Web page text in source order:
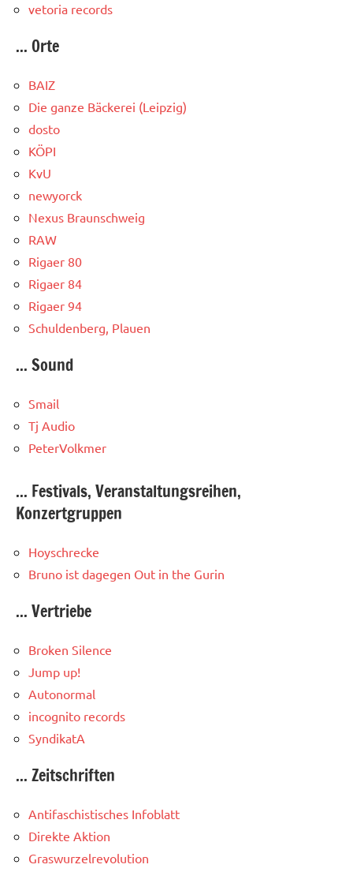
vetoria records
... Orte
BAIZ
Die ganze Bäckerei (Leipzig)
dosto
KÖPI
KvU
newyorck
Nexus Braunschweig
RAW
Rigaer 80
Rigaer 84
Rigaer 94
Schuldenberg, Plauen
... Sound
Smail
Tj Audio
PeterVolkmer
... Festivals, Veranstaltungsreihen,
Konzertgruppen
Hoyschrecke
Bruno ist dagegen Out in the Gurin
... Vertriebe
Broken Silence
Jump up!
Autonormal
incognito records
SyndikatA
... Zeitschriften
Antifaschistisches Infoblatt
Direkte Aktion
Graswurzelrevolution